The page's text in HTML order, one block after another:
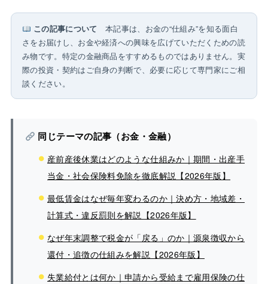
この記事について 本記事は、お金の“仕組み”を知る面白
さをお届けし、お金や経済への興味を広げていただくための読
み物です。特定の金融商品をすすめるものではありません。実
際の投資・契約はご自身の判断で、必要に応じて専門家にご相
談ください。
同じテーマの記事（お金・金融）
産前産後休業はどのような仕組みか｜期間・出産手
当金・社会保険料免除を徹底解説【2026年版】
最低賃金はなぜ毎年変わるのか｜決め方・地域差・
計算式・違反罰則を解説【2026年版】
なぜ年末調整で税金が「戻る」のか｜源泉徴収から
還付・追徴の仕組みを解説【2026年版】
失業給付とは何か｜申請から受給まで雇用保険の仕